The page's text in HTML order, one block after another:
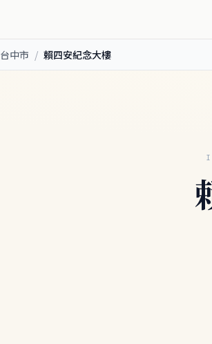
台中市 / 賴四安紀念大樓